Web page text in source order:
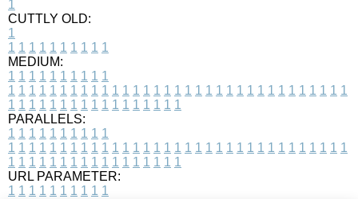
1
CUTTLY OLD:
1
1 1 1 1 1 1 1 1 1 1
MEDIUM:
1 1 1 1 1 1 1 1 1 1
1 1 1 1 1 1 1 1 1 1 1 1 1 1 1 1 1 1 1 1 1 1 1 1 1 1 1 1 1 1 1 1 1
1 1 1 1 1 1 1 1 1 1 1 1 1 1 1 1 1
PARALLELS:
1 1 1 1 1 1 1 1 1 1
1 1 1 1 1 1 1 1 1 1 1 1 1 1 1 1 1 1 1 1 1 1 1 1 1 1 1 1 1 1 1 1 1
1 1 1 1 1 1 1 1 1 1 1 1 1 1 1 1 1
URL PARAMETER:
1 1 1 1 1 1 1 1 1 1